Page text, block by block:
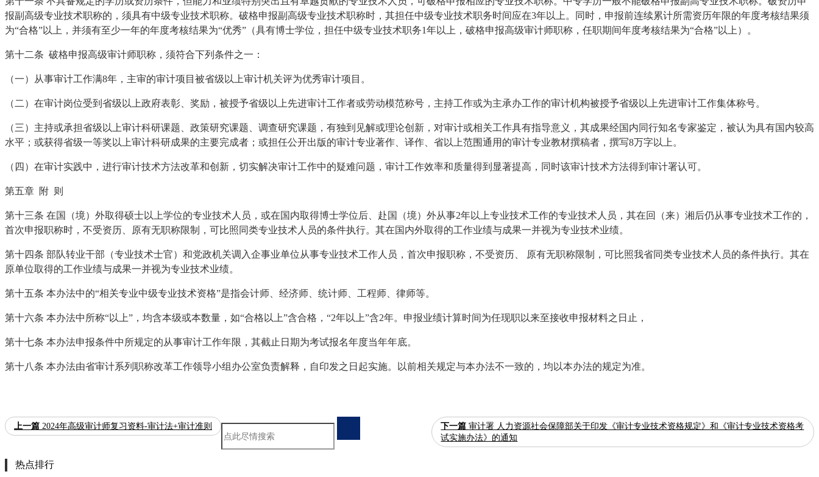
报副高级专业技术职称的，须具有中级专业技术职称。破格申报副高级专业技术职称时，其担任中级专业技术职务时间应在3年以上。同时，申报前连续累计所需资历年限的年度考核结果须
为“合格”以上，并须有至少一年的年度考核结果为“优秀”（具有博士学位，担任中级专业技术职务1年以上，破格申报高级审计师职称，任职期间年度考核结果为“合格”以上）。
第十二条 破格申报高级审计师职称，须符合下列条件之一：
（一）从事审计工作满8年，主审的审计项目被省级以上审计机关评为优秀审计项目。
（二）在审计岗位受到省级以上政府表彰、奖励，被授予省级以上先进审计工作者或劳动模范称号，主持工作或为主承办工作的审计机构被授予省级以上先进审计工作集体称号。
（三）主持或承担省级以上审计科研课题、政策研究课题、调查研究课题，有独到见解或理论创新，对审计或相关工作具有指导意义，其成果经国内同行知名专家鉴定，被认为具有国内较高
水平；或获得省级一等奖以上审计科研成果的主要完成者；或担任公开出版的审计专业著作、译作、省以上范围通用的审计专业教材撰稿者，撰写8万字以上。
（四）在审计实践中，进行审计技术方法改革和创新，切实解决审计工作中的疑难问题，审计工作效率和质量得到显著提高，同时该审计技术方法得到审计署认可。
第五章 附 则
第十三条 在国（境）外取得硕士以上学位的专业技术人员，或在国内取得博士学位后、赴国（境）外从事2年以上专业技术工作的专业技术人员，其在回（来）湘后仍从事专业技术工作的，
首次申报职称时，不受资历、原有无职称限制，可比照同类专业技术人员的条件执行。其在国内外取得的工作业绩与成果一并视为专业技术业绩。
第十四条 部队转业干部（专业技术士官）和党政机关调入企事业单位从事专业技术工作人员，首次申报职称，不受资历、 原有无职称限制，可比照我省同类专业技术人员的条件执行。其在
原单位取得的工作业绩与成果一并视为专业技术业绩。
第十五条 本办法中的“相关专业中级专业技术资格”是指会计师、经济师、统计师、工程师、律师等。
第十六条 本办法中所称“以上”，均含本级或本数量，如“合格以上”含合格，“2年以上”含2年。申报业绩计算时间为任现职以来至接收申报材料之日止，
第十七条 本办法申报条件中所规定的从事审计工作年限，其截止日期为考试报名年度当年年底。
第十八条 本办法由省审计系列职称改革工作领导小组办公室负责解释，自印发之日起实施。以前相关规定与本办法不一致的，均以本办法的规定为准。
上一篇 2024年高级审计师复习资料-审计法+审计准则 下一篇审计署 人力资源社会保障部关于印发《审计专业技术资格规定》和《审计专业技术资格考
试实施办法》的通知
热点排行